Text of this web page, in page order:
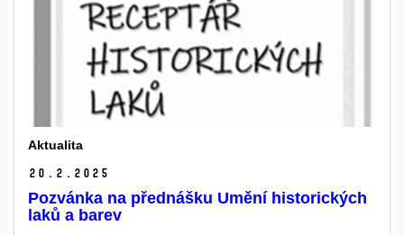
Aktualita
20. 2. 2025
Pozvánka na přednášku Umění historických
laků a barev